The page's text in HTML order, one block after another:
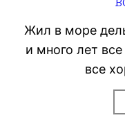
Жил в море
и много лет
все